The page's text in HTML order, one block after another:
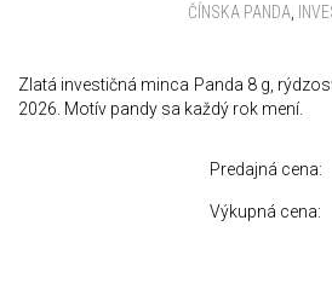
ČÍNSKA PANDA
Zlatá investičná minca Panda 8 g,
2026. Motív pandy sa každý rok mení.
Predajná cena:
Výkupná cena: